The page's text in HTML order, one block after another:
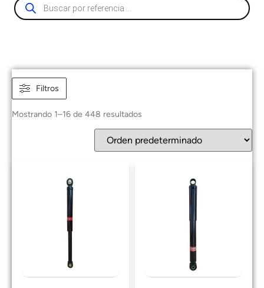
Filtros
Mostrando 1–16 de 448 resultados